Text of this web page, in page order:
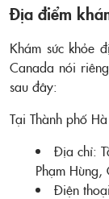
Địa điểm
Khám sức khỏe
Canada nói
sau đây:
Tại Thành phố
Địa chỉ:
Phạm
Điện